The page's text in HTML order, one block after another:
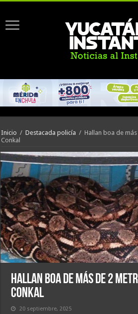
Inicio / Destacada policía / Hallan boa de
Conkal
Hallan boa de más de 2
Conkal
20 septiembre, 2025